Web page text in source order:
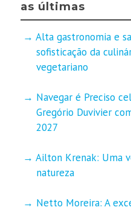
as últimas
Alta gastronomia e
sofisticação da
vegetariano
Navegar é Preciso
Gregório Duvivier
2027
Ailton Krenak: Uma
natureza
Netto Moreira: A